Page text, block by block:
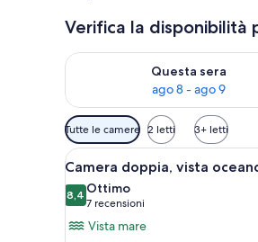
Verifica la disponibilità
Questa sera
ago 8 - ago 9
Verifica la disponibilità per
Filtri
disponibili
per
le
camere
Tutte le camere 2 letti 3+ letti
Apri
tutte
le
foto
5
Camera doppia, vista
8,48,4 su 10
Ottimo
7 recensioni
(7
recensioni)
Vista mare